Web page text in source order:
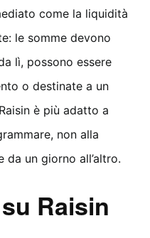
come la liquidità
le somme devono
lì, possono essere
o destinate a un
è più adatto a
non alla
un giorno all’altro.
Raisin